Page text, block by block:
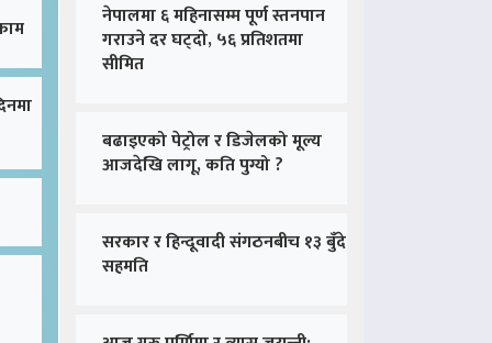
नेपालमा ६ महिनासम्म पूर्ण स्तनपान
गराउने दर घट्दो, ५६ प्रतिशतमा
सीमित
बढाइएको पेट्रोल र डिजेलको मूल्य
आजदेखि लागू, कति पुग्यो ?
सरकार र हिन्दूवादी संगठनबीच १३ बुँदे
सहमति